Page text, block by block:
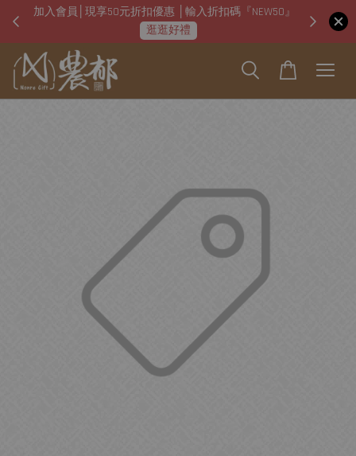
加入會員│現享50元折扣優惠 │輸入折扣碼『NEW50』
逛逛好禮
即日